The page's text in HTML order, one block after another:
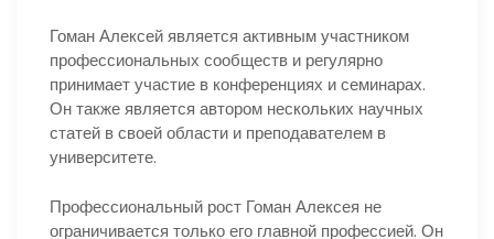
Гоман Алексей является активным участником
профессиональных сообществ и регулярно
принимает участие в конференциях и семинарах.
Он также является автором нескольких научных
статей в своей области и преподавателем в
университете.
Профессиональный рост Гоман Алексея не
ограничивается только его главной профессией. Он